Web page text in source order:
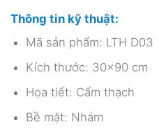
Thông tin kỹ thuật:
Mã sản phẩm: LTH D03
Kích thước: 30×90 cm
Họa tiết: Cẩm thạch
Bề mặt: Nhám